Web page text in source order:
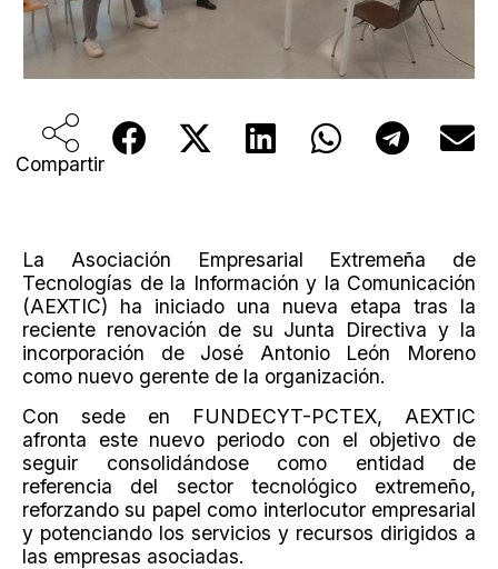
Compartir
La Asociación Empresarial Extremeña de
Tecnologías de la Información y la Comunicación
(AEXTIC) ha iniciado una nueva etapa tras la
reciente renovación de su Junta Directiva y la
incorporación de José Antonio León Moreno
como nuevo gerente de la organización.
Con sede en FUNDECYT-PCTEX, AEXTIC
afronta este nuevo periodo con el objetivo de
seguir consolidándose como entidad de
referencia del sector tecnológico extremeño,
reforzando su papel como interlocutor empresarial
y potenciando los servicios y recursos dirigidos a
las empresas asociadas.